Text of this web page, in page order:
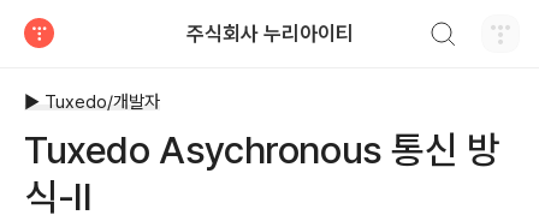
주식회사 누리아이티
▶ Tuxedo/개발자
Tuxedo Asychronous 통신 방
식-II